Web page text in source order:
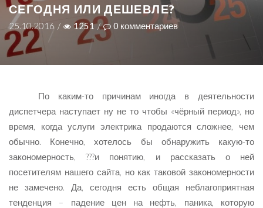
СЕГОДНЯ ИЛИ ДЕШЕВЛЕ?
25.10.2016 / 1251 / 0 комментариев
По каким-то причинам иногда в деятельности
диспетчера наступает ну не то чтобы «чёрный период», но
время, когда услуги электрика продаются сложнее, чем
обычно. Конечно, хотелось бы обнаружить какую-то
закономерность, ???и понятию, и рассказать о ней
посетителям нашего сайта, но как таковой закономерности
не замечено. Да, сегодня есть общая неблагоприятная
тенденция – падение цен на нефть, паника, которую